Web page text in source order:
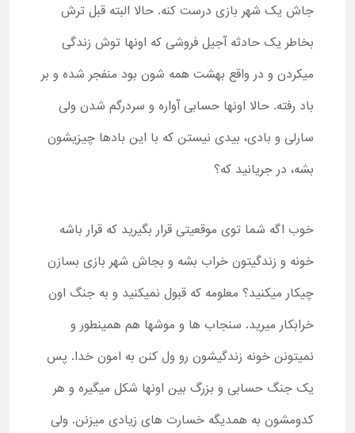
جاش یک شهر بازی درست کنه. حالا البته قبل ترش
بخاطر یک حادثه آجیل فروشی که اونها توش زندگی
میکردن و در واقع بهشت همه شون بود منفجر شده و بر
باد رفته. حالا اونها حسابی آواره و سردرگم شدن ولی
سارلی و بادی، بیدی نیستن که با این بادها چیزیشون
بشه، در جریانید که؟
خوب اگه شما توی موقعیتی قرار بگیرید که قرار باشه
خونه و زندگیتون خراب بشه و بجاش شهر بازی بسازن
چیکار میکنید؟ معلومه که قبول نمیکنید و به جنگ اون
خرابکار میرید. سنجاب ها و موشها هم همینطور و
نمیتونن خونه زندگیشون رو ول کنن به امون خدا. پس
یک جنگ حسابی و بزرگ بین اونها شکل میگیره و هر
کدومشون به همدیگه خسارت های زیادی میزنن. ولی